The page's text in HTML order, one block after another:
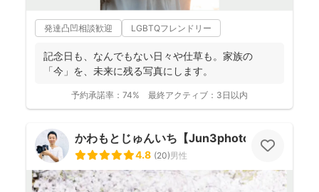
発達凸凹相談歓迎 LGBTQフレンドリー
記念日も、なんでもない日々や仕草も。家族の
「今」を、未来に残る写真にします。
予約承諾率： 74% 最終アクティブ： 3日以内
かわもとじゅんいち【Jun3photo】
4.8 (20)男性